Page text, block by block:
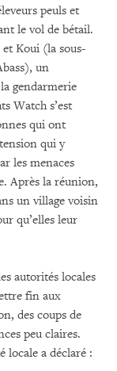
peuls et
le vol de bétail.
et Koui (la sous-
un
gendarmerie
Watch s’est
qui ont
qui y
les menaces
Après la réunion,
un village voisin
qu’elles leur
autorités locales
fin aux
des coups de
peu claires.
locale a déclaré :